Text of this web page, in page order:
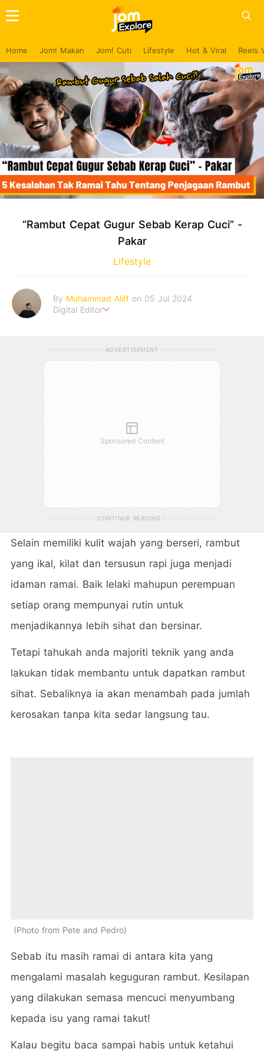
Home Jom! Makan Jom! Cuti Lifestyle Hot & Viral Reels
“Rambut Cepat Gugur Sebab Kerap Cuci” -
Pakar
Lifestyle
By Muhammad Aliff on 05 Jul 2024
Digital Editor
ADVERTISEMENT
Sponsored Content
CONTINUE READING
Selain memiliki kulit wajah yang berseri, rambut
yang ikal, kilat dan tersusun rapi juga menjadi
idaman ramai. Baik lelaki mahupun perempuan
setiap orang mempunyai rutin untuk
menjadikannya lebih sihat dan bersinar.
Tetapi tahukah anda majoriti teknik yang anda
lakukan tidak membantu untuk dapatkan rambut
sihat. Sebaliknya ia akan menambah pada jumlah
kerosakan tanpa kita sedar langsung tau.
Photo from Pete and Pedro
Sebab itu masih ramai di antara kita yang
mengalami masalah keguguran rambut. Kesilapan
yang dilakukan semasa mencuci menyumbang
kepada isu yang ramai takut!
Kalau begitu baca sampai habis untuk ketahui